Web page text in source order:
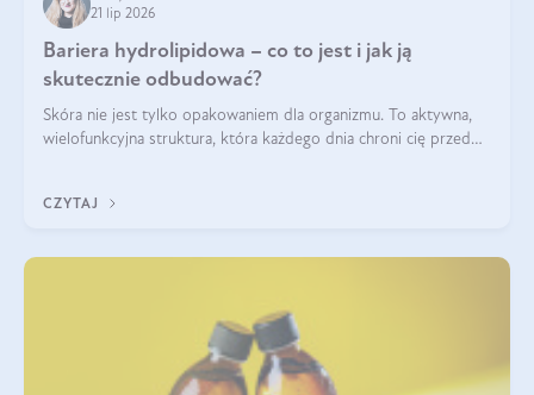
21 lip 2026
Bariera hydrolipidowa – co to jest i jak ją
skutecznie odbudować?
Skóra nie jest tylko opakowaniem dla organizmu. To aktywna,
wielofunkcyjna struktura, która każdego dnia chroni cię przed
bariera hydrolipidowa.
CZYTAJ